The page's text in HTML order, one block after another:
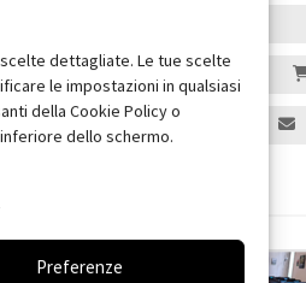
dettagliate. Le tue scelte
le impostazioni in qualsiasi
della Cookie Policy o
dello schermo.
Preferenze